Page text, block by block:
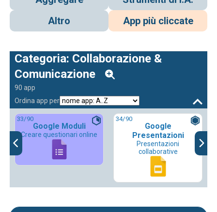
Altro
App più cliccate
Categoria: Collaborazione &
Comunicazione
90 app
Ordina app per
33/90
Google Moduli
Creare questionari online
34/90
Google
Presentazioni
Presentazioni
collaborative